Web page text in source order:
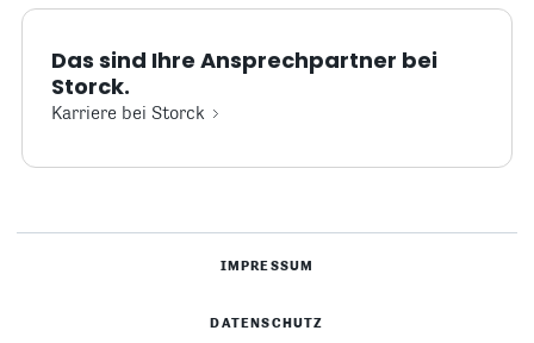
Das sind Ihre Ansprechpartner bei
Storck.
Karriere bei Storck
IMPRESSUM
DATENSCHUTZ